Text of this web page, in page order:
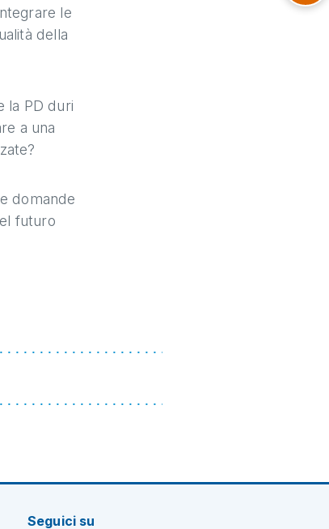
le
della
la PD duri
a una
domande
futuro
Seguici su